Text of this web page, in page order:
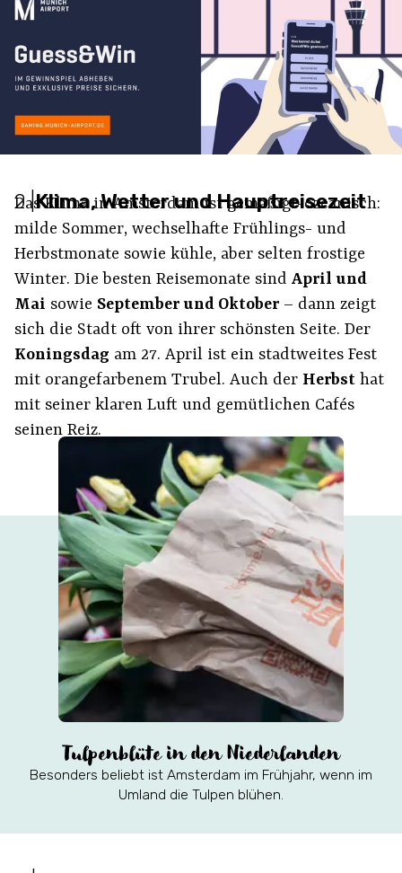
2|Klima, Wetter und Hauptreisezeit
Das Klima in Amsterdam ist gemäßigt-ozeanisch:
milde Sommer, wechselhafte Frühlings- und
Herbstmonate sowie kühle, aber selten frostige
Winter. Die besten Reisemonate sind April und
Mai sowie September und Oktober– dann zeigt
sich die Stadt oft von ihrer schönsten Seite. Der
Koningsdag am 27. April ist ein stadtweites Fest
mit orangefarbenem Trubel. Auch der Herbsthat
mit seiner klaren Luft und gemütlichen Cafés
seinen Reiz.
Tulpenblüte in den Niederlanden
Besonders beliebt ist Amsterdam im Frühjahr, wenn im
Umland die Tulpen blühen.